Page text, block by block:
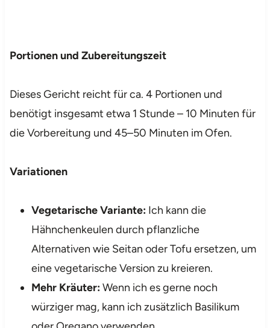
Portionen und Zubereitungszeit
Dieses Gericht reicht für ca. 4 Portionen und
benötigt insgesamt etwa 1 Stunde – 10 Minuten für
die Vorbereitung und 45–50 Minuten im Ofen.
Variationen
Vegetarische Variante:Ich kann die
Hähnchenkeulen durch pflanzliche
Alternativen wie Seitan oder Tofu ersetzen, um
eine vegetarische Version zu kreieren.
Mehr Kräuter:Wenn ich es gerne noch
würziger mag, kann ich zusätzlich Basilikum